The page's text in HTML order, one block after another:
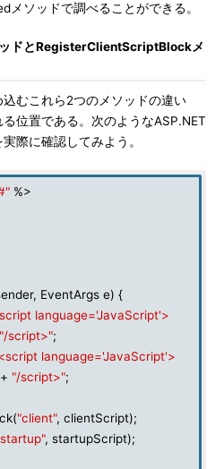
ソッドで調べることができる。
ドとRegisterClientScriptBlockメ
むこれら2つのメソッドの違い
位置である。次のようなASP.NET
際に確認してみよう。
%>
EventArgs e) {
language='JavaScript'>
"/script>";
language='JavaScript'>
+ "/script>";
"client", clientScript);
, startupScript);